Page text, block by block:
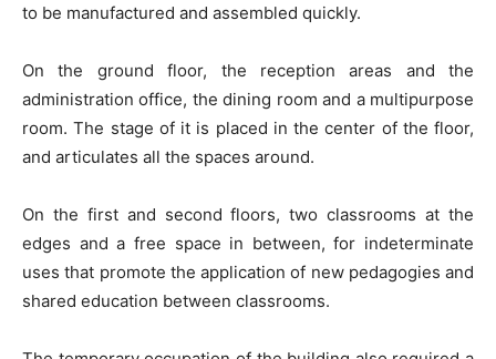
to be manufactured and assembled quickly.
On the ground floor, the reception areas and the
administration office, the dining room and a multipurpose
room. The stage of it is placed in the center of the floor,
and articulates all the spaces around.
On the first and second floors, two classrooms at the
edges and a free space in between, for indeterminate
uses that promote the application of new pedagogies and
shared education between classrooms.